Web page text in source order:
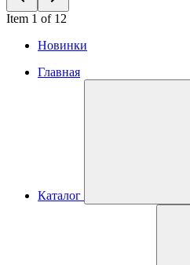
Item 1 of 12
Новинки
Главная
Каталог